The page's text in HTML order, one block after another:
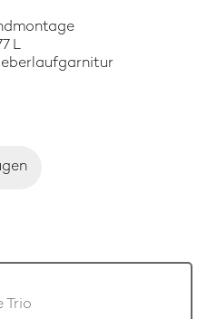
L
Trio